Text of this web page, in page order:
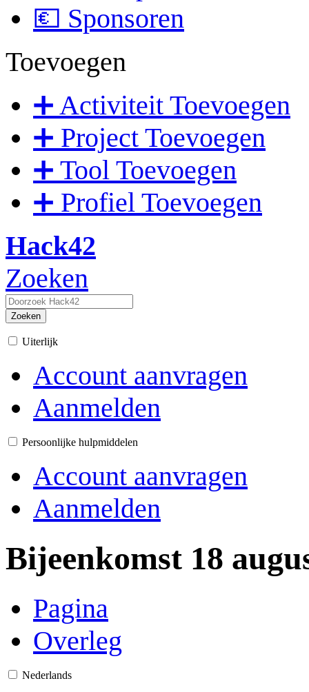
💶 Sponsoren
Toevoegen
➕ Activiteit Toevoegen
➕ Project Toevoegen
➕ Tool Toevoegen
➕ Profiel Toevoegen
Hack42
Zoeken
Zoeken
Uiterlijk
Account aanvragen
Aanmelden
Persoonlijke hulpmiddelen
Account aanvragen
Aanmelden
Bijeenkomst 18
Pagina
Overleg
Nederlands